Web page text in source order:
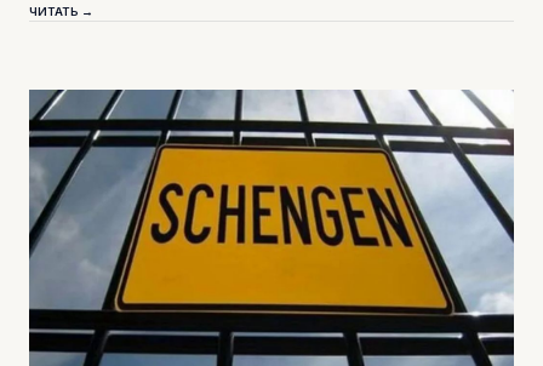
ЧИТАТЬ →